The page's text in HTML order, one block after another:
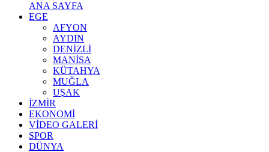
ANA SAYFA
EGE
AFYON
AYDIN
DENİZLİ
MANİSA
KÜTAHYA
MUĞLA
UŞAK
İZMİR
EKONOMİ
VİDEO GALERİ
SPOR
DÜNYA